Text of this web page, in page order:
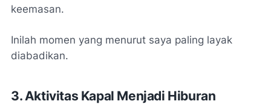
keemasan.
Inilah momen yang menurut saya paling layak
diabadikan.
3. Aktivitas Kapal Menjadi Hiburan